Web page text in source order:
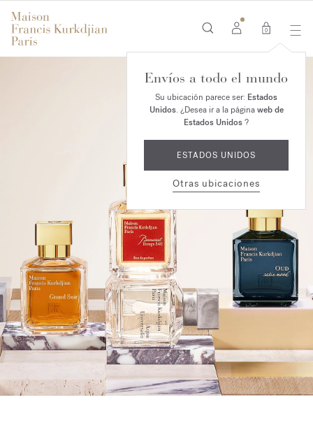
0
Envíos a todo el mundo
Su ubicación parece ser: Estados
Unidos. ¿Desea ir a la páginaweb de
Estados Unidos?
ESTADOS UNIDOS
Otras ubicaciones